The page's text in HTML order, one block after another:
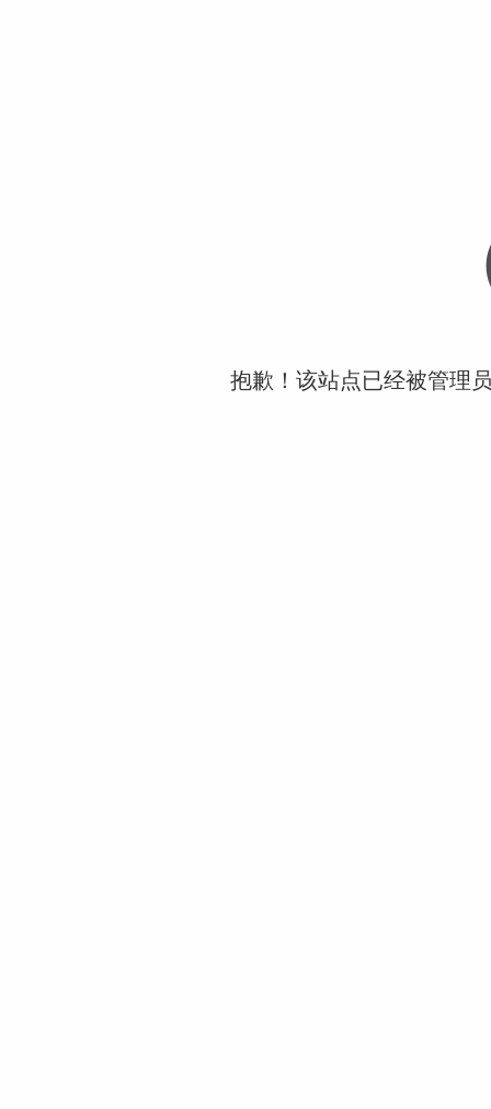
抱歉！该站点已经被管理